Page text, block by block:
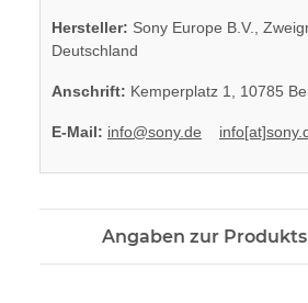
Hersteller: Sony Europe B.V.,
Deutschland
Anschrift: Kemperplatz 1, 10785
E-Mail: info@sony.de
Angaben zur